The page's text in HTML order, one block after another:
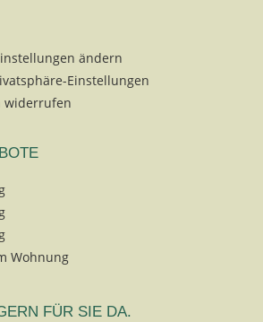
ändern
Einstellungen
widerrufen
Wohnung
FÜR SIE DA.